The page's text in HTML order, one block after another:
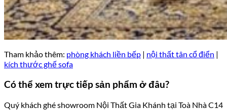
Tham khảo thêm: phòng khách liền bếp | nội thất tân cổ điển |
kích thước ghế sofa
Có thể xem trực tiếp sản phẩm ở đâu?
Quý khách ghé showroom Nội Thất Gia Khánh tại Toà Nhà C14